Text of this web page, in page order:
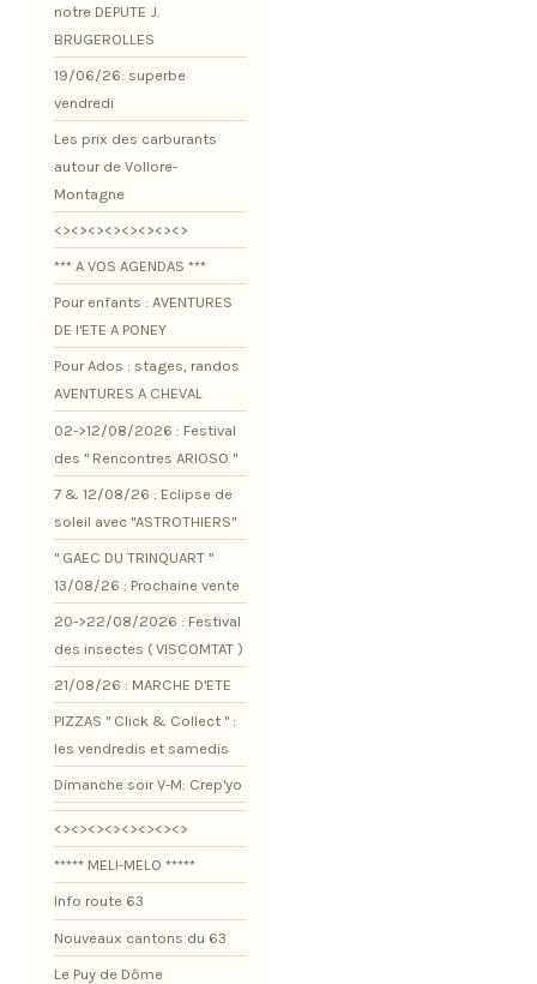
notre DEPUTE J.
BRUGEROLLES
19/06/26: superbe
vendredi
Les prix des carburants
autour de Vollore-
Montagne
<><><><><><><><>
*** A VOS AGENDAS ***
Pour enfants : AVENTURES
DE l'ETE A PONEY
Pour Ados : stages, randos
AVENTURES A CHEVAL
02->12/08/2026 : Festival
des " Rencontres ARIOSO "
7 & 12/08/26 : Eclipse de
soleil avec "ASTROTHIERS"
" GAEC DU TRINQUART "
13/08/26 : Prochaine vente
20->22/08/2026 : Festival
des insectes ( VISCOMTAT )
21/08/26 : MARCHE D'ETE
PIZZAS " Click & Collect " :
les vendredis et samedis
Dimanche soir V-M: Crep'yo
<><><><><><><><>
***** MELI-MELO *****
Info route 63
Nouveaux cantons du 63
Le Puy de Dôme